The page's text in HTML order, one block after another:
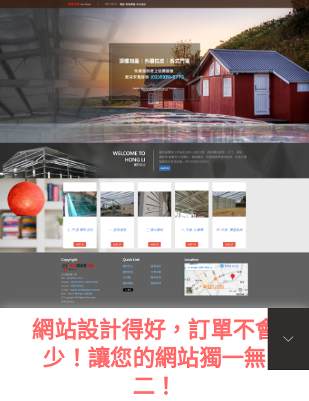
Skip
to
content
網站設計得好，訂單不會
少！讓您的網站獨一無
二！